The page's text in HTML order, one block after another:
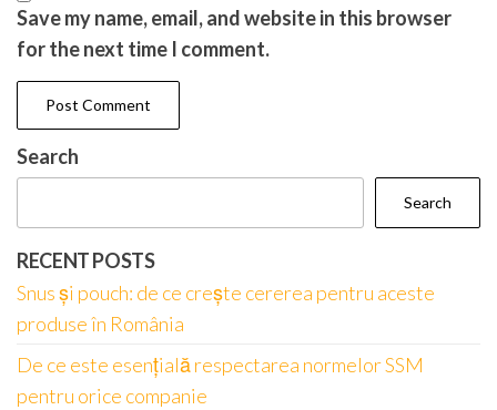
Save my name, email, and website in this browser
for the next time I comment.
Search
Search
RECENT POSTS
Snus și pouch: de ce crește cererea pentru aceste
produse în România
De ce este esențială respectarea normelor SSM
pentru orice companie